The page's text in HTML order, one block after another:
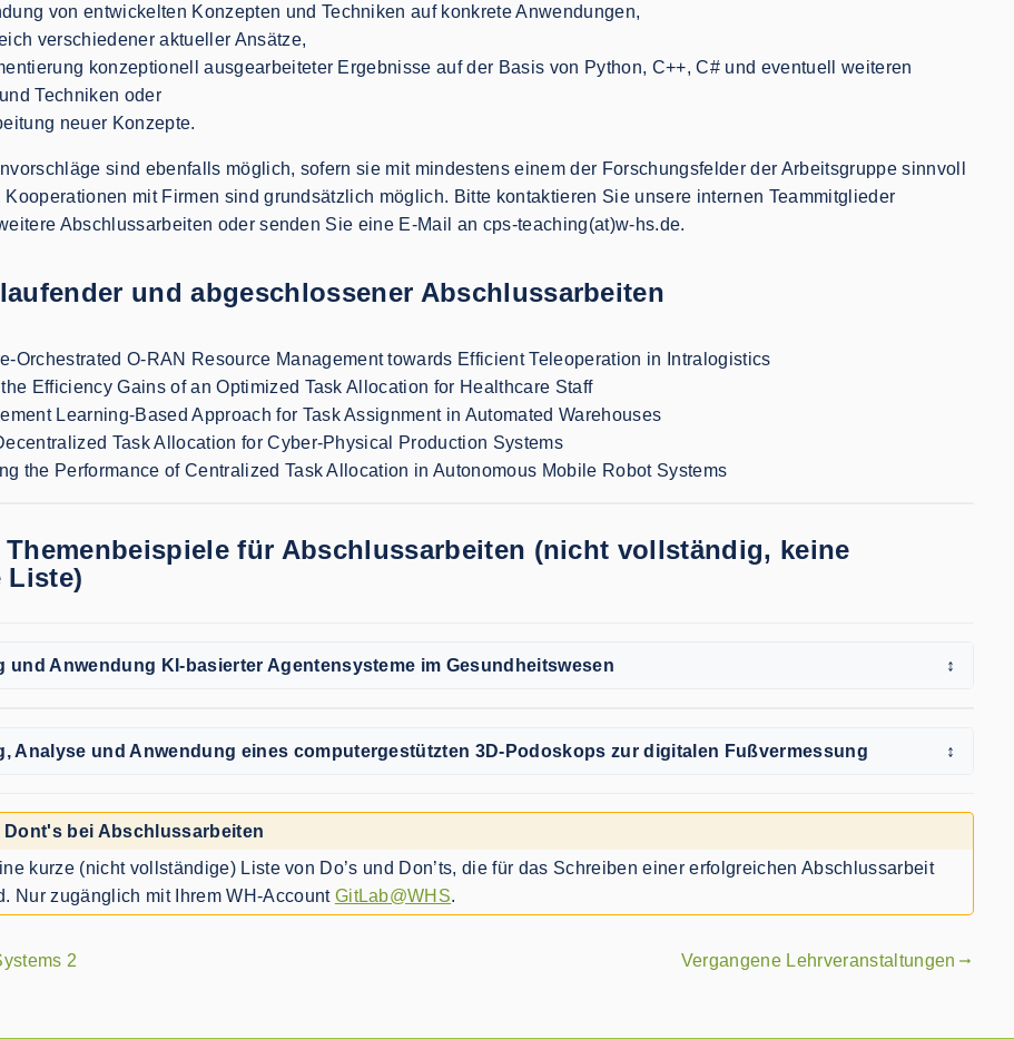
von entwickelten Konzepten und Techniken auf konkrete Anwendungen,
verschiedener aktueller Ansätze,
konzeptionell ausgearbeiteter Ergebnisse auf der Basis von Python, C++, C# und eventuell weiteren
Techniken oder
neuer Konzepte.
sind ebenfalls möglich, sofern sie mit mindestens einem der Forschungsfelder der Arbeitsgruppe sinnvoll
mit Firmen sind grundsätzlich möglich. Bitte kontaktieren Sie unsere internen Teammitglieder
Abschlussarbeiten oder senden Sie eine E-Mail an cps-teaching(at)w-hs.de.
und abgeschlossener Abschlussarbeiten
Orchestrated O-RAN Resource Management towards Efficient Teleoperation in Intralogistics
Efficiency Gains of an Optimized Task Allocation for Healthcare Staff
Learning-Based Approach for Task Assignment in Automated Warehouses
Task Allocation for Cyber-Physical Production Systems
the Performance of Centralized Task Allocation in Autonomous Mobile Robot Systems
für Abschlussarbeiten (nicht vollständig, keine
Liste)
und Anwendung KI-basierter Agentensysteme im Gesundheitswesen ↕
Analyse und Anwendung eines computergestützten 3D-Podoskops zur digitalen Fußvermessung ↕
Dont's bei Abschlussarbeiten
kurze (nicht vollständige) Liste von Do’s und Don’ts, die für das Schreiben einer erfolgreichen Abschlussarbeit
Nur zugänglich mit Ihrem WH-Account GitLab@WHS.
2 Vergangene Lehrveranstaltungen gdoc_arrow_right_alt